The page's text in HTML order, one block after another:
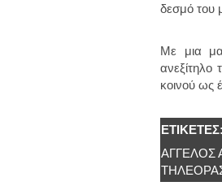
δεσμό του
Με μια
κοινού ως
ΕΤΙΚΈΤΕΣ:
ΆΓΓΕΛΟΣ